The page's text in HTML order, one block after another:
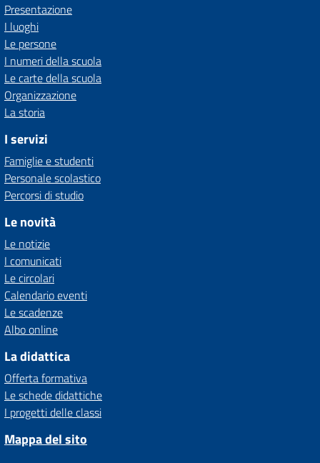
Presentazione
I luoghi
Le persone
I numeri della scuola
Le carte della scuola
Organizzazione
La storia
I servizi
Famiglie e studenti
Personale scolastico
Percorsi di studio
Le novità
Le notizie
I comunicati
Le circolari
Calendario eventi
Le scadenze
Albo online
La didattica
Offerta formativa
Le schede didattiche
I progetti delle classi
Mappa del sito